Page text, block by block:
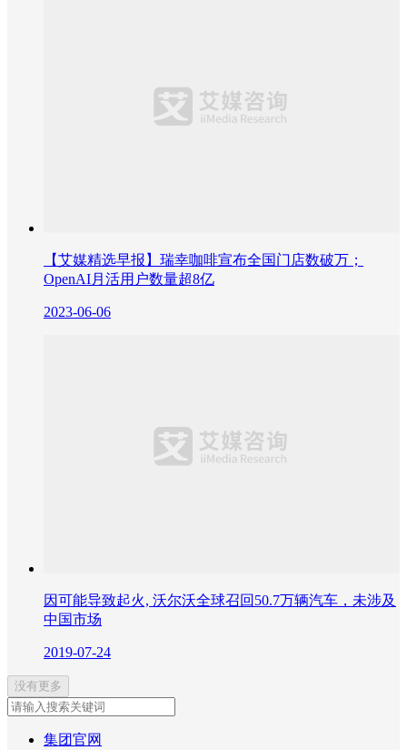
【艾媒精选早报】瑞幸咖啡宣布全国门店数破万；
OpenAI月活用户数量超8亿
2023-06-06
因可能导致起火, 沃尔沃全球召回50.7万辆汽车，未涉及
中国市场
2019-07-24
没有更多
集团官网